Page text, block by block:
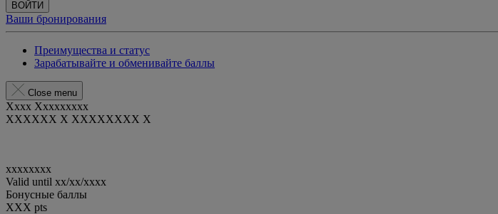
ВОЙТИ
Ваши бронирования
Преимущества и статус
Зарабатывайте и обменивайте баллы
Close menu
Xxxx Xxxxxxxxx
XXXXXX X XXXXXXXX X
xxxxxxxx
Valid until xx/xx/xxxx
Бонусные баллы
XXX pts